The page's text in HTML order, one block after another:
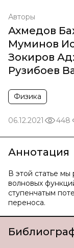
Авторы
Ахмедов
Муминов
Зокиров
Рузибоев
Физика
06.12.2021 448
Аннотация
В этой статье
волновых
ступенчатым
переноса.